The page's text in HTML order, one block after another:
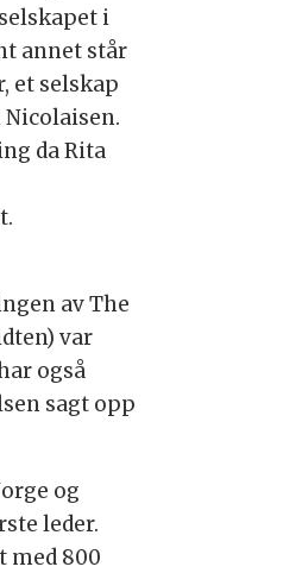
i
annet står
et selskap
da Rita
av The
var
også
sagt opp
og
leder.
med 800